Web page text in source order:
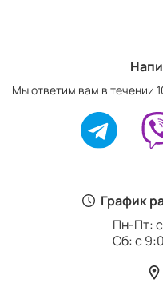
График
Пн-Пт:
Сб: с
Мы ответим вам в течении